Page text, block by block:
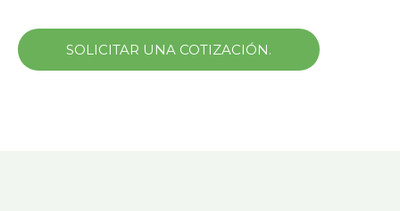
SOLICITAR UNA COTIZACIÓN.